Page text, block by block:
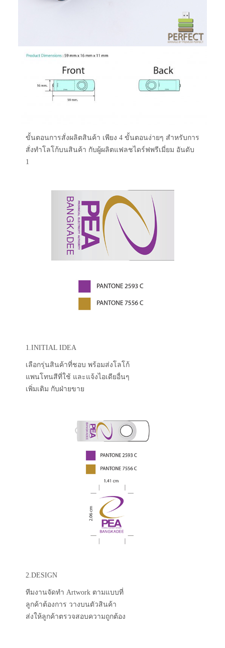
ขั้นตอนการสั่งผลิตสินค้า เพียง 4 ขั้นตอนง่ายๆ สำหรับการ
สั่งทำโลโก้บนสินค้า กับผู้ผลิตแฟลชไดร์ฟพรีเมี่ยม อันดับ
1
1.INITIAL IDEA
เลือกรุ่นสินค้าที่ชอบ พร้อมส่งโลโก้
แพนโทนสีที่ใช้ และแจ้งไอเดียอื่นๆ
เพิ่มเติม กับฝ่ายขาย
2.DESIGN
ทีมงานจัดทำ Artwork ตามแบบที่
ลูกค้าต้องการ วางบนตัวสินค้า
ส่งให้ลูกค้าตรวจสอบความถูกต้อง